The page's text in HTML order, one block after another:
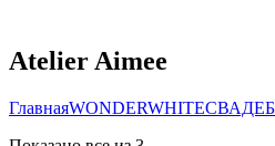
Atelier Aimee
ГлавнаяWONDERWHITE